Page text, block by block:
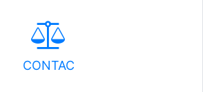
CONTAC